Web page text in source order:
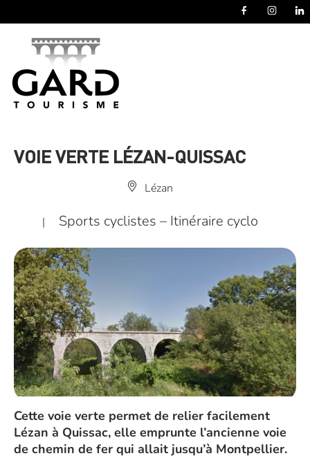
VOIE VERTE LÉZAN-QUISSAC
Lézan
| Sports cyclistes – Itinéraire cyclo
Cette voie verte permet de relier facilement
Lézan à Quissac, elle emprunte l’ancienne voie
de chemin de fer qui allait jusqu’à Montpellier.